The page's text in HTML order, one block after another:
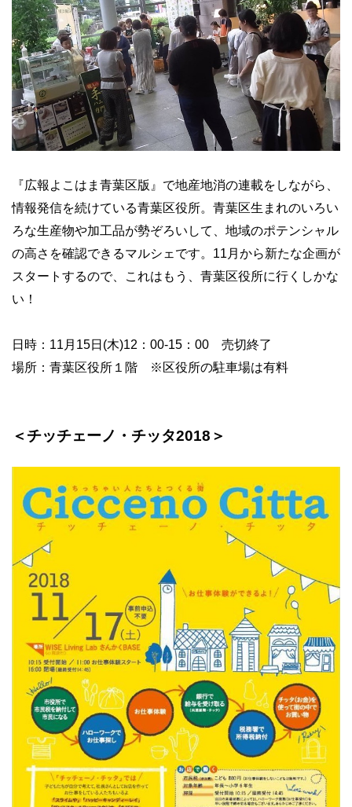
『広報よこはま青葉区版』で地産地消の連載をしながら、
情報発信を続けている青葉区役所。青葉区生まれのいろい
ろな生産物や加工品が勢ぞろいして、地域のポテンシャル
の高さを確認できるマルシェです。11月から新たな企画が
スタートするので、これはもう、青葉区役所に行くしかな
い！
日時：11月15日(木)12：00-15：00 売切終了
場所：青葉区役所１階 ※区役所の駐車場は有料
＜チッチェーノ・チッタ2018＞